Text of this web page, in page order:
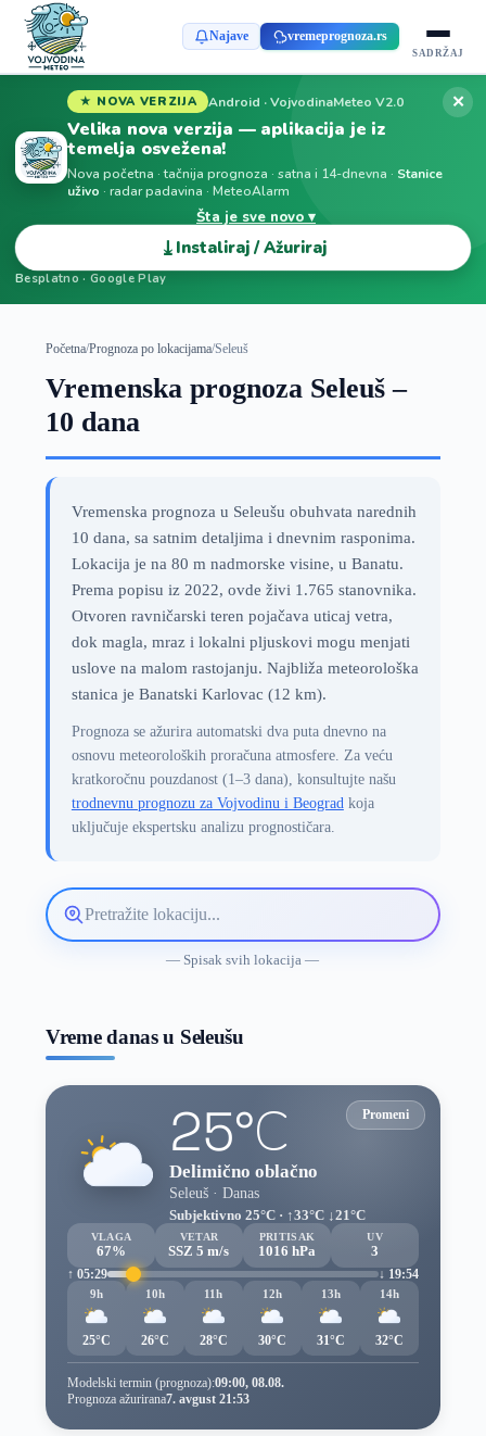
Najave vremeprognoza.rs
SADRŽAJ
★ NOVA VERZIJA Android · VojvodinaMeteo V2.0
Velika nova verzija — aplikacija je iz
temelja osvežena!
Nova početna · tačnija prognoza · satna i 14-dnevna · Stanice
uživo · radar padavina · MeteoAlarm
Šta je sve novo ▾
⤓ Instaliraj / Ažuriraj
Besplatno · Google Play
✕
Početna/Prognoza po lokacijama/Seleuš
Vremenska prognoza Seleuš –
10 dana
Vremenska prognoza u Seleušu obuhvata narednih
10 dana, sa satnim detaljima i dnevnim rasponima.
Lokacija je na 80 m nadmorske visine, u Banatu.
Prema popisu iz 2022, ovde živi 1.765 stanovnika.
Otvoren ravničarski teren pojačava uticaj vetra,
dok magla, mraz i lokalni pljuskovi mogu menjati
uslove na malom rastojanju. Najbliža meteorološka
stanica je Banatski Karlovac (12 km).
Prognoza se ažurira automatski dva puta dnevno na
osnovu meteoroloških proračuna atmosfere. Za veću
kratkoročnu pouzdanost (1–3 dana), konsultujte našu
trodnevnu prognozu za Vojvodinu i Beogradkoja
uključuje ekspertsku analizu prognostičara.
Pretražite
lokaciju
— Spisak svih lokacija —
Vreme danas u Seleušu
Promeni
25°C
Delimično oblačno
Seleuš · Danas
Subjektivno 25°C · ↑33°C ↓21°C
VLAGA
67%
VETAR
SSZ 5 m/s
PRITISAK
1016 hPa
UV
3
↑ 05:29
↓ 19:54
9h
25°C
10h
26°C
11h
28°C
12h
30°C
13h
31°C
14h
32°C
Modelski termin (prognoza):09:00, 08.08.
Prognoza ažurirana7. avgust 21:53